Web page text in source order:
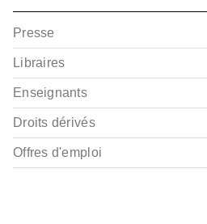
Presse
Libraires
Enseignants
Droits dérivés
Offres d'emploi